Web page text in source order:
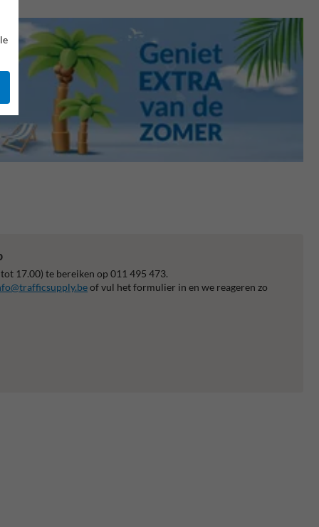
17.00) te bereiken op 011 495 473.
of vul het formulier in en we reageren zo